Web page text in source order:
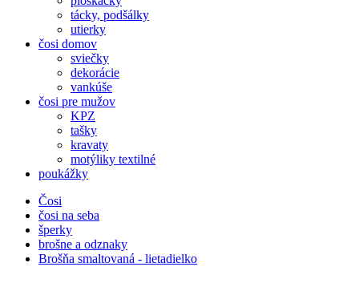
tácky, podšálky
utierky
čosi domov
sviečky
dekorácie
vankúše
čosi pre mužov
KPZ
tašky
kravaty
motýliky textilné
poukážky
Čosi
čosi na seba
šperky
brošne a odznaky
Brošňa smaltovaná - lietadielko